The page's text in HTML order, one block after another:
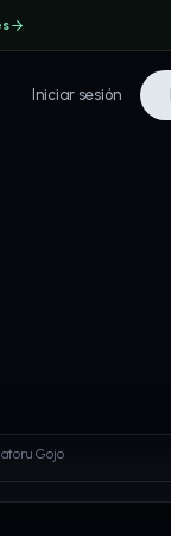
Iniciar sesión
Gojo